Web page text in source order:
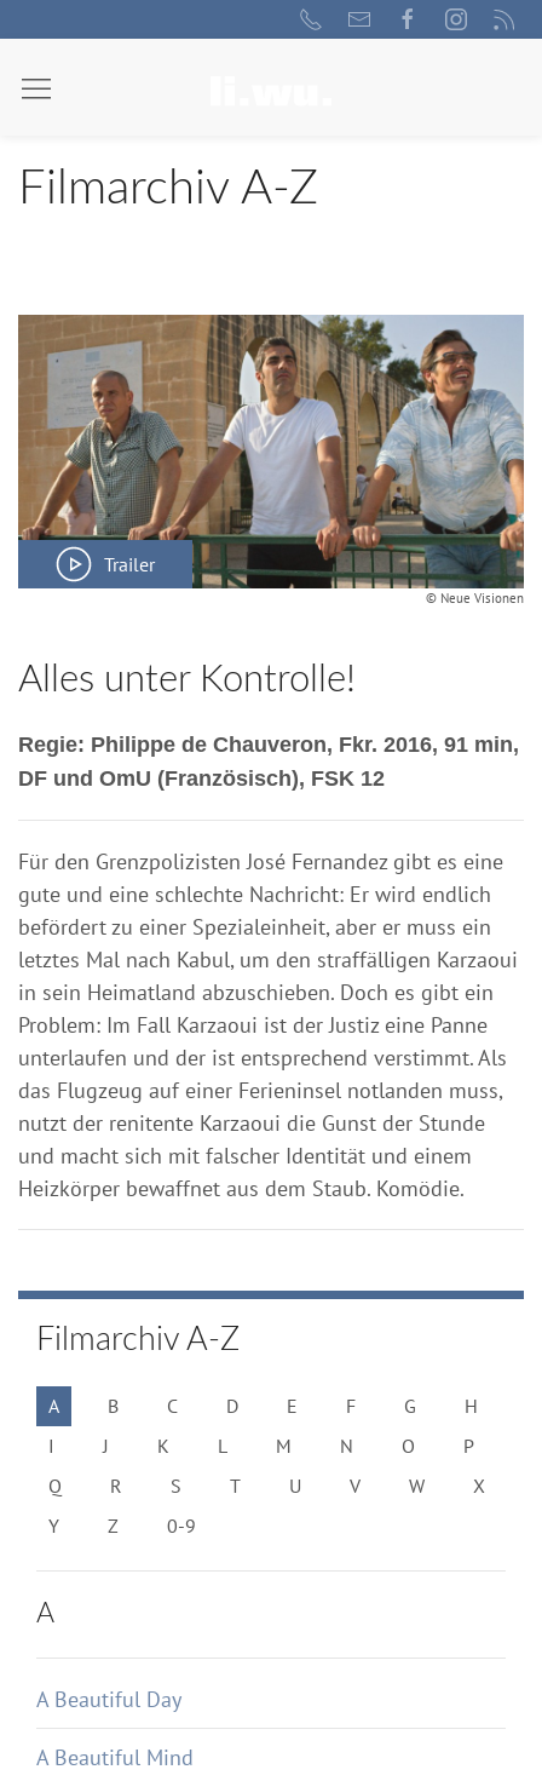
Filmarchiv A-Z
Trailer
© Neue Visionen
Alles unter Kontrolle!
Regie: Philippe de Chauveron, Fkr. 2016, 91 min,
DF und OmU (Französisch), FSK 12
Für den Grenzpolizisten José Fernandez gibt es eine
gute und eine schlechte Nachricht: Er wird endlich
befördert zu einer Spezialeinheit, aber er muss ein
letztes Mal nach Kabul, um den straffälligen Karzaoui
in sein Heimatland abzuschieben. Doch es gibt ein
Problem: Im Fall Karzaoui ist der Justiz eine Panne
unterlaufen und der ist entsprechend verstimmt. Als
das Flugzeug auf einer Ferieninsel notlanden muss,
nutzt der renitente Karzaoui die Gunst der Stunde
und macht sich mit falscher Identität und einem
Heizkörper bewaffnet aus dem Staub. Komödie.
Filmarchiv A-Z
A B C D E F G
H
I
J K L M N O
P
Q
R S T U V W
X
Y
Z 0-9
A
A Beautiful Day
A Beautiful Mind